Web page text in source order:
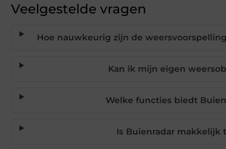
Veelgestelde vragen
Hoe nauwkeurig zijn de
Kan ik mijn eigen
Welke functies biedt
Is Buienradar makkelijk